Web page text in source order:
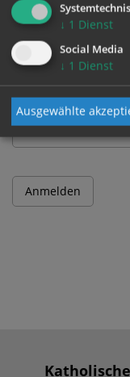
Benutzername
Passwort
↓ 1 Dienst
Social Media
↓ 1 Dienst
Ausgewählte